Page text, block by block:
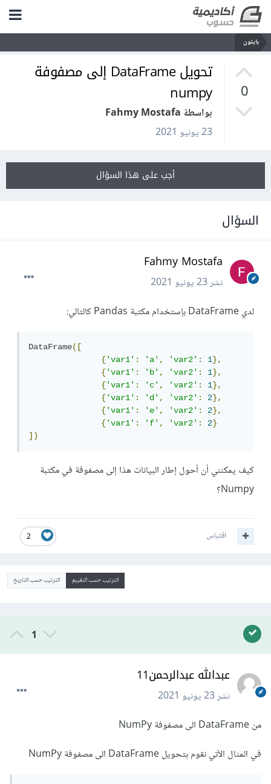
بايثون
0
تحويل DataFrame إلى مصفوفة
numpy
بواسطة Fahmy Mostafa
23 يونيو 2021
أجب على هذا السؤال
السؤال
Fahmy Mostafa
نشر23 يونيو 2021
لدي DataFrame بإستخدام مكتبة Pandas كالتالي:
DataFrame([
{'var1': 'a', 'var2': 1},
{'var1': 'b', 'var2': 1},
{'var1': 'c', 'var2': 1},
{'var1': 'd', 'var2': 2},
{'var1': 'e', 'var2': 2},
{'var1': 'f', 'var2': 2}
])
كيف يمكنني أن أحول إطار البيانات هذا إلى مصفوفة في مكتبة
Numpy؟
2 اقتباس
الترتيب حسب التقييم الترتيب حسب التاريخ
1
عبدالله عبدالرحمن11
نشر23 يونيو 2021
من DataFrame الى مصفوفة NumPy
في المثال الآتي نقوم بتحويل DataFrame الى مصفوفة NumPy